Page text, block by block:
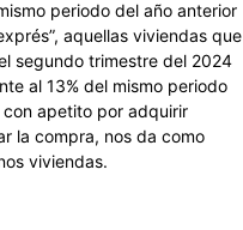
periodo del año anterior
aquellas viviendas que
segundo trimestre del 2024
al 13% del mismo periodo
con apetito por adquirir
la compra, nos da como
viviendas.